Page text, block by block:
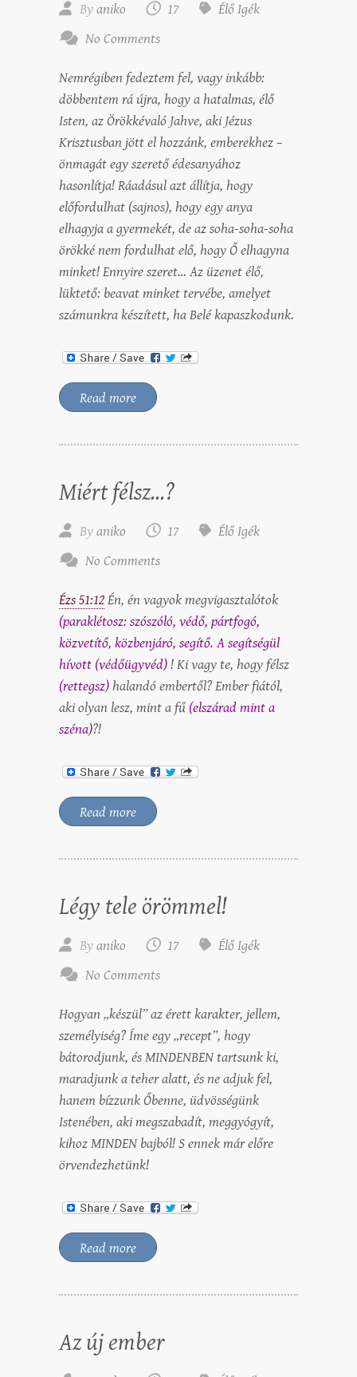
Byaniko 17
Élő Igék
No Comments
Nemrégiben fedeztem fel, vagy inkább:
döbbentem rá újra, hogy a hatalmas, élő
Isten, az Örökkévaló Jahve, aki Jézus
Krisztusban jött el hozzánk, emberekhez –
önmagát egy szerető édesanyához
hasonlítja! Ráadásul azt állítja, hogy
előfordulhat (sajnos), hogy egy anya
elhagyja a gyermekét, de az soha-soha-soha
örökké nem fordulhat elő, hogy Ő elhagyna
minket! Ennyire szeret… Az üzenet élő,
lüktető: beavat minket tervébe, amelyet
számunkra készített, ha Belé kapaszkodunk.
Read more
Miért félsz…?
Byaniko 17
Élő Igék
No Comments
Ézs 51:12Én, én vagyok megvigasztalótok
(paraklétosz: szószóló, védő, pártfogó,
közvetítő, közbenjáró, segítő. A segítségül
hívott (védőügyvéd)! Ki vagy te, hogy félsz
(rettegsz)halandó embertől? Ember fiától,
aki olyan lesz, mint a fű (elszárad mint a
széna)?!
Read more
Légy tele örömmel!
Byaniko 17
Élő Igék
No Comments
Hogyan „készül” az érett karakter, jellem,
személyiség? Íme egy „recept”, hogy
bátorodjunk, és MINDENBEN tartsunk ki,
maradjunk a teher alatt, és ne adjuk fel,
hanem bízzunk Őbenne, üdvösségünk
Istenében, aki megszabadít, meggyógyít,
kihoz MINDEN bajból! S ennek már előre
örvendezhetünk!
Read more
Az új ember